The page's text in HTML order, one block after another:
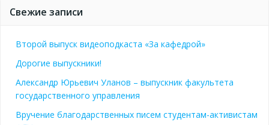
Свежие записи
Второй выпуск видеоподкаста «За кафедрой»
Дорогие выпускники!
Александр Юрьевич Уланов – выпускник факультета
государственного управления
Вручение благодарственных писем студентам-активистам